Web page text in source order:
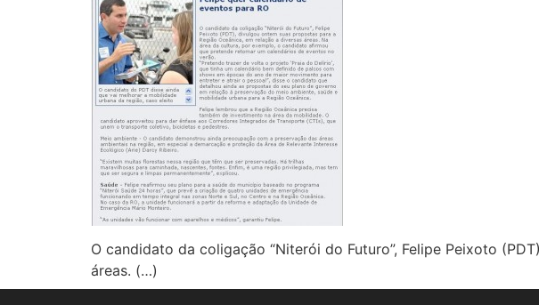
O candidato da coligação “Niterói do Futuro”, Felipe Peixoto
áreas. (…)